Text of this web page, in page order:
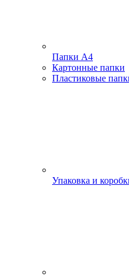
Папки А4
Картонные папки
Пластиковые
Упаковка и